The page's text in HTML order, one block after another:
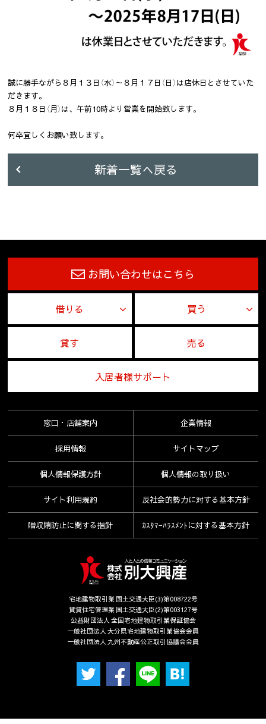
誠に勝手ながら８月１３日（水）～８月１７日（日）は店休日とさせていた
だきます。
８月１８日（月）は、午前10時より営業を開始致します。
何卒宜しくお願い致します。
新着一覧へ戻る
お問い合わせはこちら
借りる 買う
貸す 売る
入居者様サポート
宅地建物取引業 国土交通大臣(3)第008722号
賃貸住宅管理業 国土交通大臣(2)第003127号
公益財団法人 全国宅地建物取引業保証協会
一般社団法人 大分県宅地建物取引業協会会員
一般社団法人 九州不動産公正取引協議会会員
窓口・店舗案内 企業情報
採用情報 サイトマップ
個人情報保護方針 個人情報の取り扱い
サイト利用規約 反社会的勢力に対する基本方針
贈収賄防止に関する指針 ｶｽﾀﾏｰﾊﾗｽﾒﾝﾄに対する基本方針